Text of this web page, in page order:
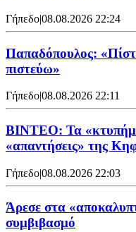
Γήπεδο|08.08.2026 22:24
Παπαδόπουλος:
πιστεύω»
Γήπεδο|08.08.2026 22:11
ΒΙΝΤΕΟ: Τα
«απαντήσεις» της
Γήπεδο|08.08.2026 22:03
Άρεσε στα
συμβιβασμό